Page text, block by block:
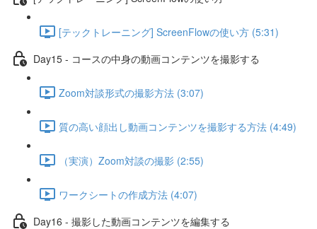
[テックトレーニング] ScreenFlowの使い方 (5:31)
Day15 - コースの中身の動画コンテンツを撮影する
Zoom対談形式の撮影方法 (3:07)
質の高い顔出し動画コンテンツを撮影する方法 (4:49)
（実演）Zoom対談の撮影 (2:55)
ワークシートの作成方法 (4:07)
Day16 - 撮影した動画コンテンツを編集する